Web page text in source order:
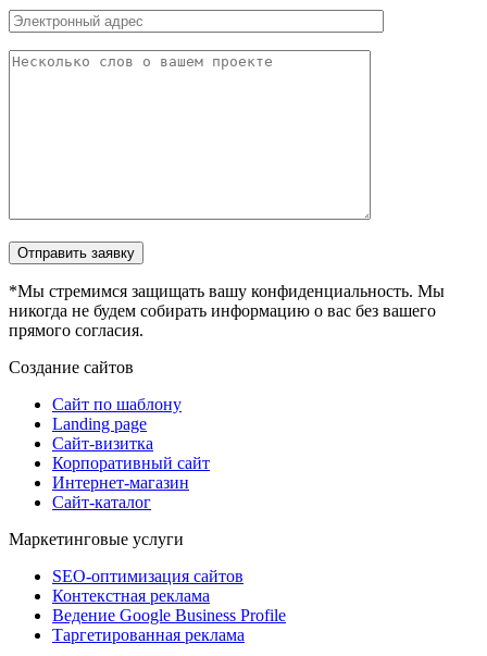
Отправить заявку
*Мы стремимся защищать вашу конфиденциальность. Мы
никогда не будем собирать информацию о вас без вашего
прямого согласия.
Создание сайтов
Сайт по шаблону
Landing page
Сайт-визитка
Корпоративный сайт
Интернет-магазин
Сайт-каталог
Маркетинговые услуги
SEO-оптимизация сайтов
Контекстная реклама
Ведение Google Business Profile
Таргетированная реклама